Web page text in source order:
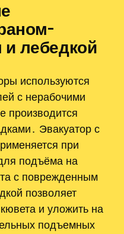
лебедкой
используются
с нерабочими
производится
Эвакуатор с
при
подъёма на
с поврежденным
позволяет
и уложить на
подъемных